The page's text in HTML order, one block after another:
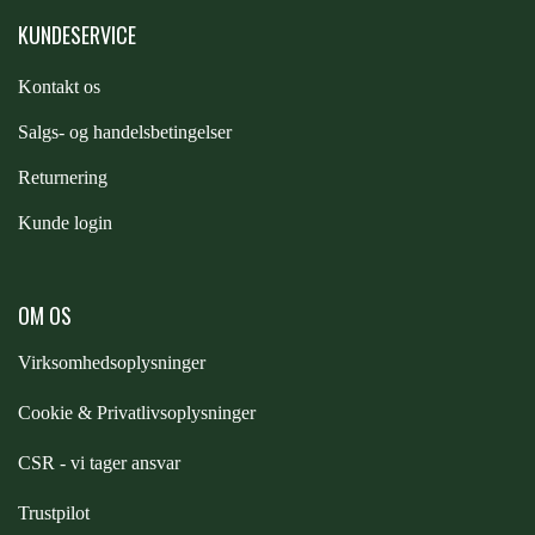
PREMIER EQUINE KØLETERAPI
PREMIER EQUINE GROOMING & STALD
PREMIER EQUINE
KUNDESERVICE
Kontakt os
Salgs- og handelsbetingelser
Returnering
Kunde login
OM OS
Virksomhedsoplysninger
Cookie & Privatlivsoplysninger
CSR - vi tager ansvar
Trustpilot